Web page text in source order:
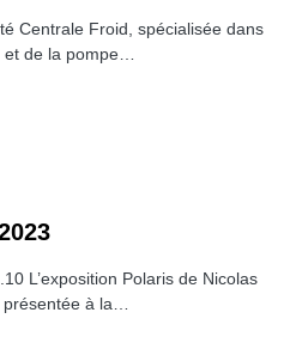
Centrale Froid, spécialisée dans
de la pompe…
L’exposition Polaris de Nicolas
à la…